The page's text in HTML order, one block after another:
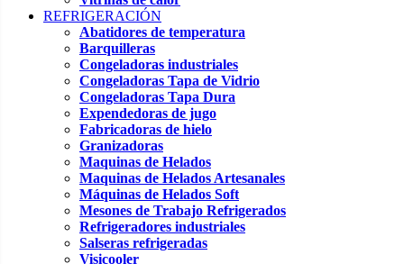
REFRIGERACIÓN
Abatidores de temperatura
Barquilleras
Congeladoras industriales
Congeladoras Tapa de Vidrio
Congeladoras Tapa Dura
Expendedoras de jugo
Fabricadoras de hielo
Granizadoras
Maquinas de Helados
Maquinas de Helados Artesanales
Máquinas de Helados Soft
Mesones de Trabajo Refrigerados
Refrigeradores industriales
Salseras refrigeradas
Visicooler